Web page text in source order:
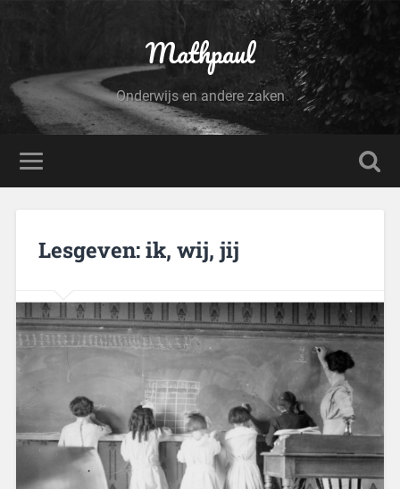
Mathpaul
Onderwijs en andere zaken
Lesgeven: ik, wij, jij